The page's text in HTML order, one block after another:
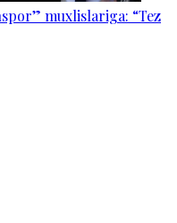
muxlislariga: “Tez